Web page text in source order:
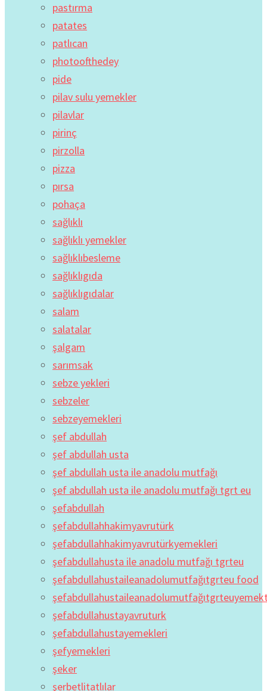
pastırma
patates
patlıcan
photoofthedey
pide
pilav sulu yemekler
pilavlar
pirinç
pirzolla
pizza
pırsa
pohaça
sağlıklı
sağlıklı yemekler
sağlıklıbesleme
sağlıklıgıda
sağlıklıgıdalar
salam
salatalar
şalgam
sarımsak
sebze yekleri
sebzeler
sebzeyemekleri
şef abdullah
şef abdullah usta
şef abdullah usta ile anadolu mutfağı
şef abdullah usta ile anadolu mutfağı tgrt eu
şefabdullah
şefabdullahhakimyavrutürk
şefabdullahhakimyavrutürkyemekleri
şefabdullahusta ile anadolu mutfağı tgrteu
şefabdullahustaileanadolumutfağıtgrteu food
şefabdullahustayavruturk
şefabdullahustayemekleri
şefyemekleri
şeker
şerbetlitatlılar